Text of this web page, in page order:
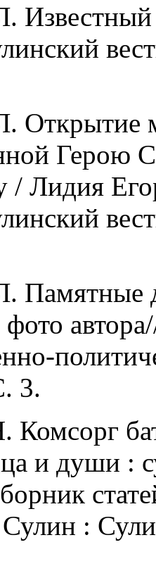
Открытие
Герою
/ Лидия
Памятные
3.
Комсорг
и души :
: